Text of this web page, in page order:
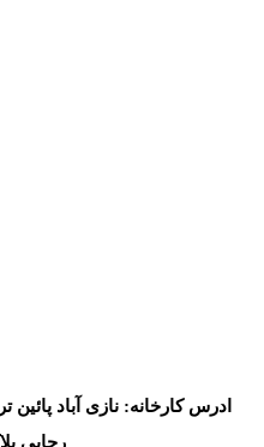
ادرس کارخانه: نازی آباد
رجایی